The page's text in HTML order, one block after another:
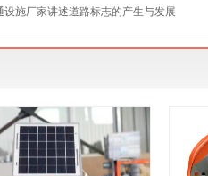
设施厂家讲述道路标志的产生与发展